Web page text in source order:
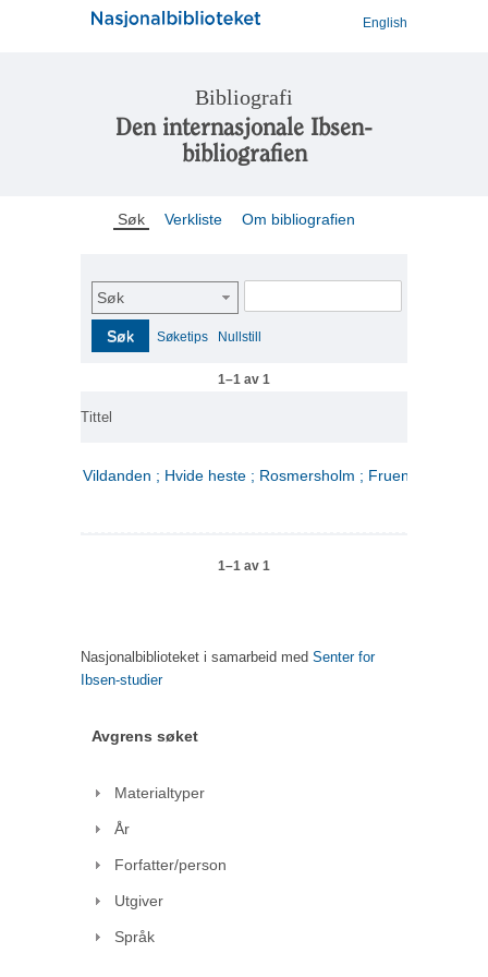
English
Bibliografi
Den internasjonale Ibsen-
bibliografien
Søk Verkliste Om bibliografien
Søk
Søk Søketips Nullstill
1–1 av 1
Tittel
Vildanden ; Hvide heste ; Rosmersholm ; Fruen fra havet
1–1 av 1
Nasjonalbiblioteket i samarbeid med Senter for
Ibsen-studier
Avgrens søket
Materialtyper
År
Forfatter/person
Utgiver
Språk